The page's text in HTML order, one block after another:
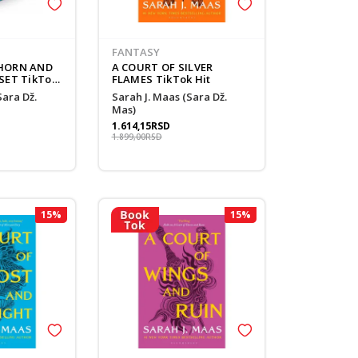
AND
TikTok
FANTASY
A COURT OF SILVER
FLAMES TikTok Hit
Sarah J. Maas (Sara Dž.
Mas)
1.614,15RSD
1.899,00RSD
15% 15%